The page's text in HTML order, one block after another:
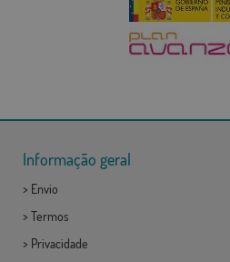
Informação geral
> Envio
> Termos
> Privacidade